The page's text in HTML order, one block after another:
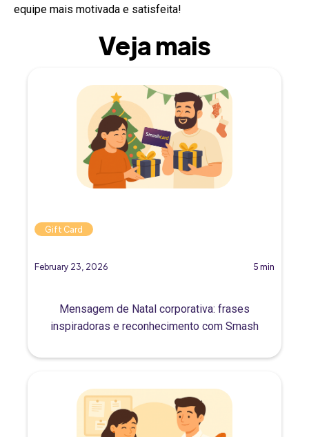
equipe mais motivada e satisfeita!
Veja mais
Gift Card
February 23, 2026 5 min
Mensagem de Natal corporativa: frases
inspiradoras e reconhecimento com Smash